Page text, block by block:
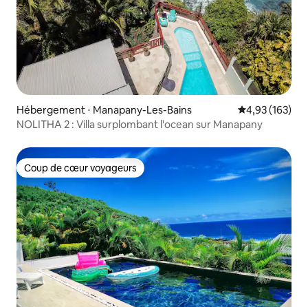
Hébergement ⋅ Manapany-Les-Bains Évaluation
4,93 (163)
NOLITHA 2 : Villa surplombant l'ocean sur Manapany
Coup de cœur voyageurs
Coup de cœur voyageurs